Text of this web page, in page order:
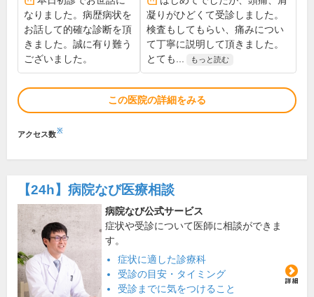
なりました。病歴病状を
お話して的確な診断を頂
きました。誠に有り難う
ございました。
凝りがひどくて受診しました。
検査もしてもらい、痛みについ
て丁寧に説明して頂きました。
とても...
もっと読む
この医院の詳細をみる
アクセス数※
【24h】 病院なび医療相談
病院なび公式サービス
症状や受診について医師に相談ができま
す。
症状に適した診療科
受診の目安・タイミング
受診までに気をつけること